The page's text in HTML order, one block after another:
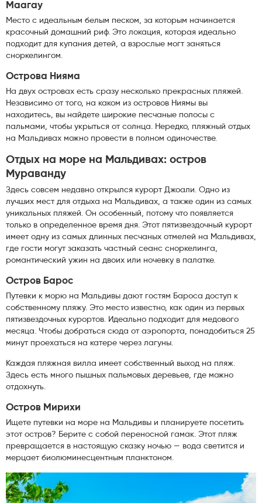
Маагау
Место с идеальным белым песком, за которым начинается
красочный домашний риф. Это локация, которая идеально
подходит для купания детей, а взрослые могт заняться
сноркелингом.
Острова Нияма
На двух островах есть сразу несколько прекрасных пляжей.
Независимо от того, на каком из островов Ниямы вы
находитесь, вы найдете широкие песчаные полосы с
пальмами, чтобы укрыться от солнца. Нередко, пляжный отдых
на Мальдивах можно провести в полном одиночестве.
Отдых на море на Мальдивах: остров
Мураванду
Здесь совсем недавно открылся курорт Джоали. Одно из
лучших мест для отдыха на Мальдивах, а также один из самых
уникальных пляжей. Он особенный, потому что появляется
только в определенное время дня. Этот пятизвездочный курорт
имеет одну из самых длинных песчаных отмелей на Мальдивах,
где гости могут заказать частный сеанс сноркелинга,
романтический ужин на двоих или ночевку в палатке.
Остров Барос
Путевки к морю на Мальдивы дают гостям Бароса доступ к
собственному пляжу. Это место известно, как один из первых
пятизвездочных курортов. Идеально подходит для медового
месяца. Чтобы добраться сюда от аэропорта, понадобиться 25
минут проехаться на катере через лагуны.
Каждая пляжная вилла имеет собственный выход на пляж.
Здесь есть много пышных пальмовых деревьев, где можно
отдохнуть.
Остров Мирихи
Ищете путевки на море на Мальдивы и планируете посетить
этот остров? Берите с собой переносной гамак. Этот пляж
превращается в настоящую сказку ночью — вода светится и
мерцает биолюминесцентным планктоном.